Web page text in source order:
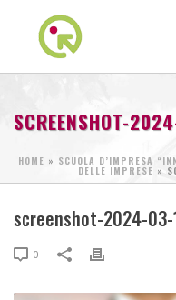
SCREENSHOT-
HOME » SCUOLA D’IMPRESA
DELLE IMPRESE »
screenshot-2024-03-
0